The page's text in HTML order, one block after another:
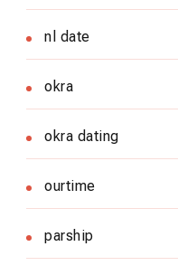
nl date
okra
okra dating
ourtime
parship